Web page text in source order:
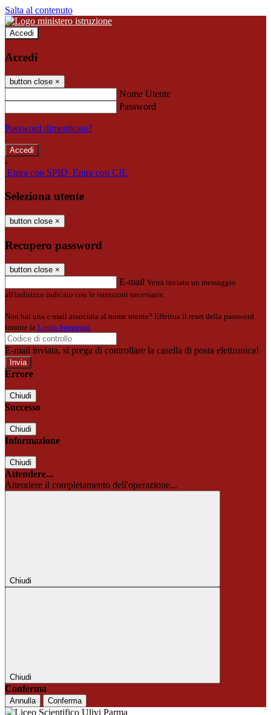
Salta al contenuto
Accedi
Accedi
button close ×
Nome Utente
Password
Password dimenticata?
-
Entra con SPID Entra con CIE
Seleziona utente
button close ×
Recupero password
button close ×
E-mail Verrà inviato un messaggio
all'indirizzo indicato con le istruzioni necessarie.
Non hai una e-mail associata al nome utente? Effettua il reset della password
tramite la Login Spaggiari
E-mail inviata, si prega di controllare la casella di posta elettronica!
Errore
Chiudi
Successo
Chiudi
Informazione
Chiudi
Attendere...
Attendere il completamento dell'operazione...
Chiudi
Chiudi
Conferma
Annulla Conferma